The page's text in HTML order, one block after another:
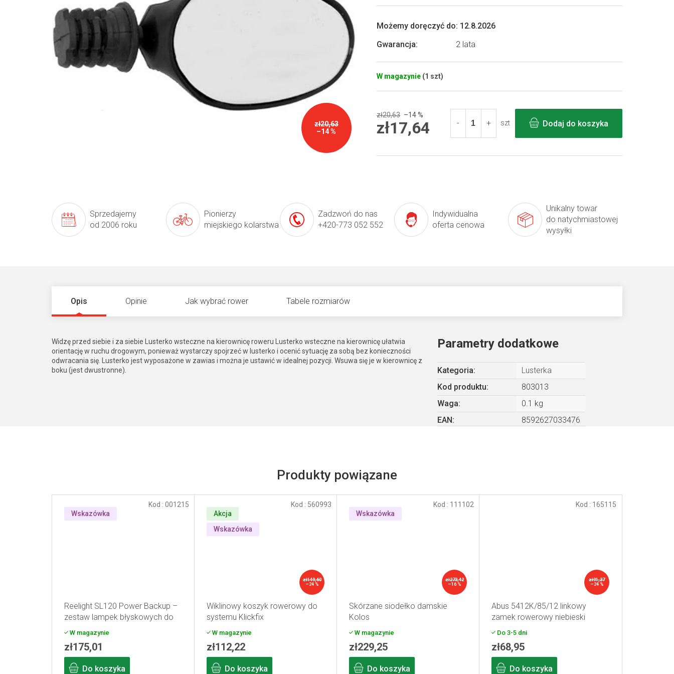
zł20,63
–14 %
W magazynie (1 szt)
Możemy doręczyć do: 12.8.2026
Gwarancja: 2 lata
5
zł20,63 –14 %
zł17,64 szt Dodaj do koszyka
Sprzedajemy
od 2006 roku
Pionierzy
miejskiego kolarstwa
Zadzwoń do nas
+420-773 052 552
Indywidualna
oferta cenowa
Unikalny towar
do natychmiastowej
wysyłki
Produkty powiązane
Wskazówka
Reelight SL120 Power Backup –
zestaw lampek błyskowych do
roweru
W magazynie
zł175,01
Do koszyka
Kod : 001215
Akcja
Wskazówka
zł149,60
–24 %
Wiklinowy koszyk rowerowy do
systemu Klickfix
W magazynie
zł112,22
Do koszyka
Kod : 560993
Wskazówka
zł273,42
–16 %
Skórzane siodełko damskie
Kolos
W magazynie
zł229,25
Do koszyka
Kod : 111102
zł91,37
–24 %
Abus 5412K/85/12 linkowy
zamek rowerowy niebieski
Do 3-5 dni
zł68,95
Do koszyka
Kod : 165115
Opis Opinie Jak wybrać rower Tabele rozmiarów
Widzę przed siebie i za siebie Lusterko wsteczne na kierownicę roweru Lusterko wsteczne na kierownicę ułatwia
orientację w ruchu drogowym, ponieważ wystarczy spojrzeć w lusterko i ocenić sytuację za sobą bez konieczności
odwracania się. Lusterko jest wyposażone w zawias i można je ustawić w idealnej pozycji. Wsuwa się je w kierownicę z
boku (jest dwustronne).
Parametry dodatkowe
Kategoria:
Lusterka
Kod produktu:
803013
Waga:
0.1 kg
EAN : 8592627033476